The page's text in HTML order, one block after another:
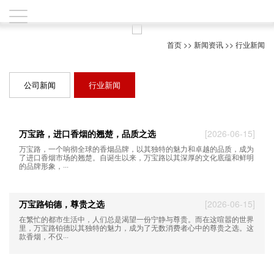
首页 >> 新闻资讯 >> 行业新闻
公司新闻 行业新闻
万宝路，进口香烟的翘楚，品质之选 [2026-06-15]
万宝路，一个响彻全球的香烟品牌，以其独特的魅力和卓越的品质，成为
了进口香烟市场的翘楚。自诞生以来，万宝路以其深厚的文化底蕴和鲜明
的品牌形象，···
万宝路铂德，尊贵之选 [2026-06-15]
在繁忙的都市生活中，人们总是渴望一份宁静与尊贵。而在这喧嚣的世界
里，万宝路铂德以其独特的魅力，成为了无数消费者心中的尊贵之选。这
款香烟，不仅···